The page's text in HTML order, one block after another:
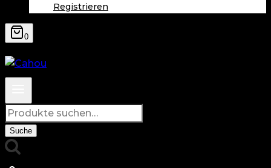
Registrieren
0
Suche
nach:
Suche